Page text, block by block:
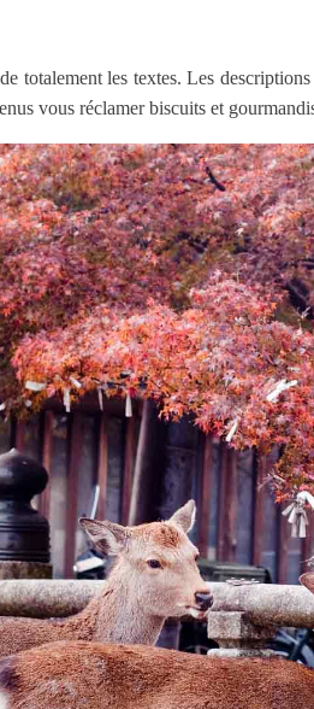
totalement les textes. Les
vous réclamer biscuits et